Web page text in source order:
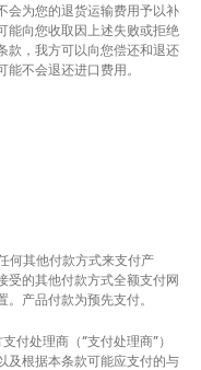
会为您的退货运输费用予以补
能向您收取因上述失败或拒绝
款，我方可以向您偿还和退还
不会退还进口费用。
何其他付款方式来支付产
受的其他付款方式全额支付网
产品付款为预先支付。
付处理商（“支付处理商”）
及根据本条款可能应支付的与